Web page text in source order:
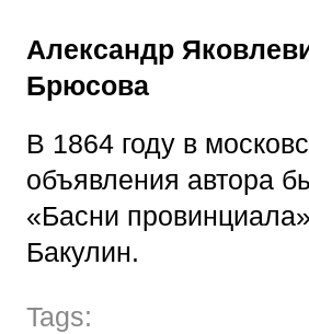
Александр
Брюсова
В 1864 году в
объявления автора
«Басни
Бакулин.
Tags: